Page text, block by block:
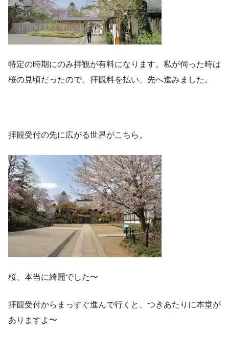
特定の時期にのみ拝観が有料になります。私が伺った時は
桜の見頃だったので、拝観料を払い、先へ進みました。
拝観受付の先に広がる世界がこちら。
桜、本当に綺麗でした〜
拝観受付からまっすぐ進んで行くと、つきあたりに本堂が
ありますよ〜